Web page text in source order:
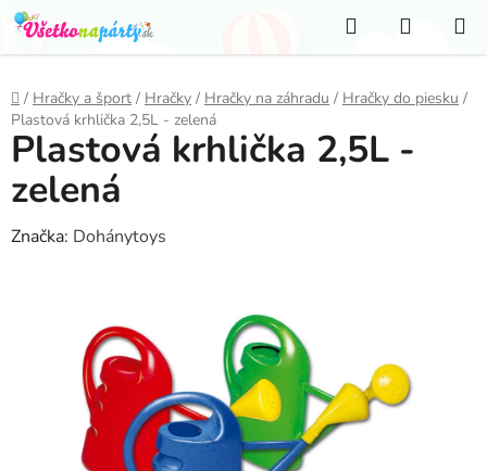
Prejsť
na
obsah
Hľadať
KOŠÍK
Domov
/ Hračky a šport / Hračky / Hračky na záhradu / Hračky do piesku /
Plastová krhlička 2,5L - zelená
Plastová krhlička 2,5L -
zelená
Značka: Dohánytoys